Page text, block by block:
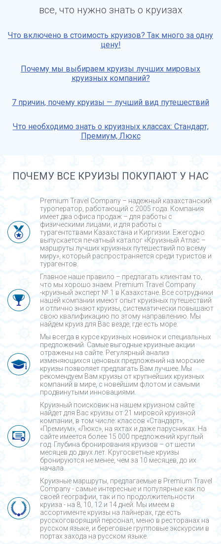
все, что нужно знать о круизах
Что включено в стоимость круизов? Так много за одну
цену!
Почему мы выбираем круизы лучших мировых
круизных компаний?
7 причин, почему круизы — лучший вид путешествий
Что необходимо знать о круизных классах: Стандарт,
Премиум, Люкс
ПОЧЕМУ ВСЕ КРУИЗЫ ПОКУПАЮТ У НАС
Premium Travel Company – надежный казахстанский
туроператор, работающий с 2005 года. Компания
имеет два офиса продаж – для работы с
физическими лицами, и для работы с
турагентствами Казахстана и Киргизии. Ежегодно
выпускается печатный каталог «Круизный Атлас –
маршруты лучших круизных путешествий по всему
миру», который распространяется среди туристов и
турагентов.
Главное наше правило – предлагать клиентам то,
что мы хорошо знаем. Premium Travel Company
-круизный эксперт № 1 в Казахстане. Все сотрудники
нашей компании имеют опыт круизных путешествий
и отлично знают круизы, систематически повышают
свою квалификацию по этому направлению. Мы
найдем круиз для Вас везде, где есть море.
Мы всегда в курсе круизных новинок и специальных
предложений. Самые выгодные круизные акции
отражены на сайте. Регулярный анализ
изменяющихся ценовых предложений на морские
круизы позволяет предлагать Вам лучшее. Мы
рекомендуем Вам круизы от крупнейших круизных
компаний в мире, с новейшим флотом и самыми
продвинутыми инновациями.
Круизный поисковик на нашем круизном сайте
найдет для Вас круизы от 21 мировой круизной
компании, в том числе: классов «Стандарт»,
«Премиум», «Люкс», на яхтах и даже парусниках. На
сайте имеется более 15 000 предложений круглый
год. Глубина бронирования круизов – от шести
месяцев до двух лет. Кругосветные круизы
бронируются не менее, чем за 10 месяцев, до их
начала.
Круизные маршруты, предлагаемые в Premium Travel
Company - cамые интересные и популярные как по
своей географии, так и по продолжительности
круиза - на 8, 10, 12 и 14 дней. Мы имеем в
ассортименте круизы на лайнерах, где есть
русскоговорящий персонал, меню в ресторанах на
русском языке, и береговые групповые экскурсии в
портах захода на русском языке.